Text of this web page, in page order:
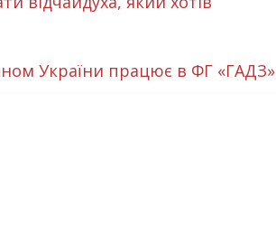
України працює в ФГ «ГАДЗ»